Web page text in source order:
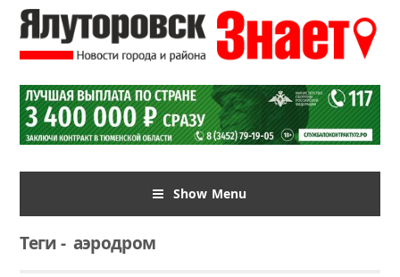
Show Menu
Теги-аэродром